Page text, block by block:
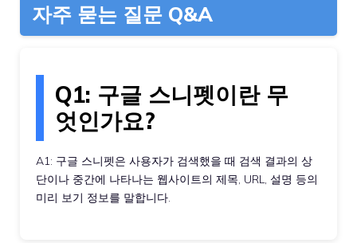
자주 묻는 질문 Q&A
Q1: 구글 스니펫이란 무
엇인가요?
A1: 구글 스니펫은 사용자가 검색했을 때 검색 결과의 상
단이나 중간에 나타나는 웹사이트의 제목, URL, 설명 등의
미리 보기 정보를 말합니다.